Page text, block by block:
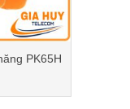
PK65H